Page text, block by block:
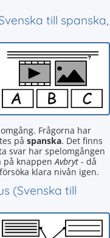
till spanska,
Frågorna har
på spanska. Det finns
svar har spelomgången
på knappenAvbryt - då
klara nivån igen.
(Svenska till